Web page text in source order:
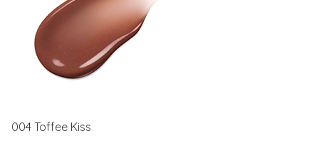
004 Toffee Kiss